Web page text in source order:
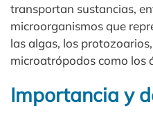
transportan sustancias,
microorganismos que
las algas, los
microatrópodos como los
Importancia y